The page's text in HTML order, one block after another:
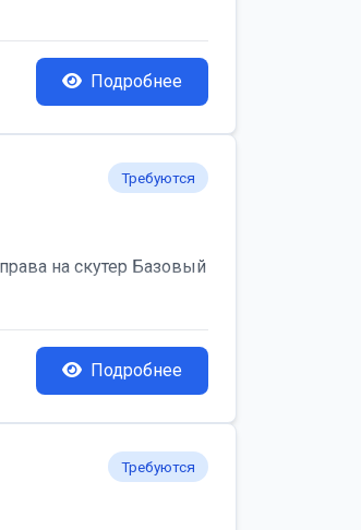
Подробнее
Требуются
на скутер Базовый
Подробнее
Требуются